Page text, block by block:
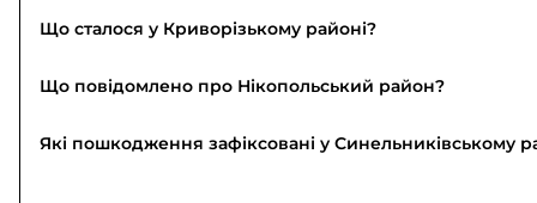
Що сталося у Криворізькому районі?
Що повідомлено про Нікопольський район?
Які пошкодження зафіксовані у Синельниківському